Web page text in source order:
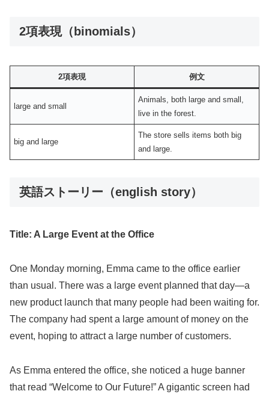
2項表現（binomials）
2項表現 例文
large and small
Animals, both large and small,
live in the forest.
big and large
The store sells items both big
and large.
英語ストーリー（english story）
Title: A Large Event at the Office
One Monday morning, Emma came to the office earlier
than usual. There was a large event planned that day—a
new product launch that many people had been waiting for.
The company had spent a large amount of money on the
event, hoping to attract a large number of customers.
As Emma entered the office, she noticed a huge banner
that read “Welcome to Our Future!” A gigantic screen had